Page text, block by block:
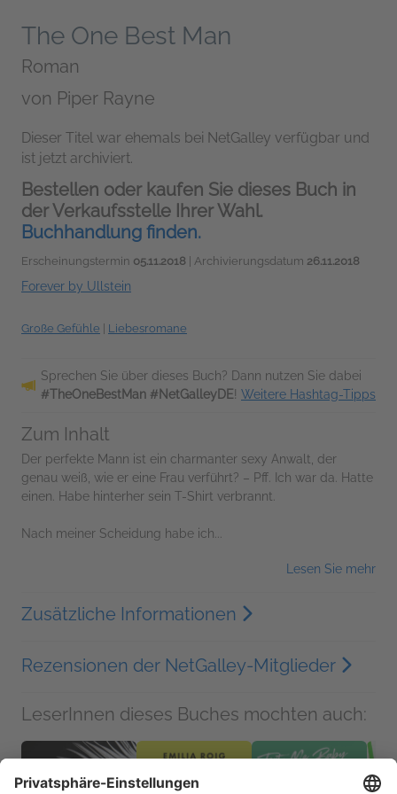
The One Best Man
Roman
von Piper Rayne
Dieser Titel war ehemals bei NetGalley verfügbar und
ist jetzt archiviert.
Bestellen oder kaufen Sie dieses Buch in
der Verkaufsstelle Ihrer Wahl.
Buchhandlung finden.
Erscheinungstermin 05.11.2018 | Archivierungsdatum 26.11.2018
Forever by Ullstein
Große Gefühle Liebesromane
Sprechen Sie über dieses Buch? Dann nutzen Sie dabei
#TheOneBestMan #NetGalleyDE! Weitere Hashtag-Tipps
Zum Inhalt
Der perfekte Mann ist ein charmanter sexy Anwalt, der
genau weiß, wie er eine Frau verführt? – Pff. Ich war da. Hatte
einen. Habe hinterher sein T-Shirt verbrannt.
Nach meiner Scheidung habe ich...
Lesen Sie mehr
Zusätzliche Informationen
Rezensionen der NetGalley-Mitglieder
LeserInnen dieses Buches mochten auch: